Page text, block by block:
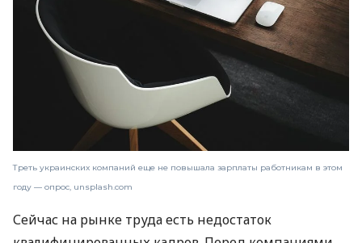
Треть украинских компаний еще не повышала зарплаты работникам в этом
году — опрос, unsplash.com
Сейчас на рынке труда есть недостаток